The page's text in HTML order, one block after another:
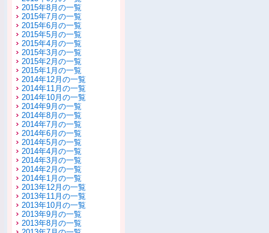
2015年8月の一覧
2015年7月の一覧
2015年6月の一覧
2015年5月の一覧
2015年4月の一覧
2015年3月の一覧
2015年2月の一覧
2015年1月の一覧
2014年12月の一覧
2014年11月の一覧
2014年10月の一覧
2014年9月の一覧
2014年8月の一覧
2014年7月の一覧
2014年6月の一覧
2014年5月の一覧
2014年4月の一覧
2014年3月の一覧
2014年2月の一覧
2014年1月の一覧
2013年12月の一覧
2013年11月の一覧
2013年10月の一覧
2013年9月の一覧
2013年8月の一覧